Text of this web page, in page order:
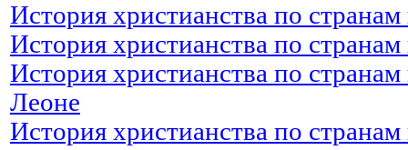
История христианства по
История христианства по
История христианства по
Леоне
История христианства по